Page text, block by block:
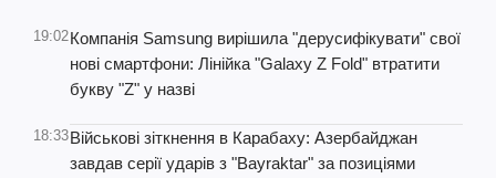
19:02Компанія Samsung вирішила "дерусифікувати" свої
нові смартфони: Лінійка "Galaxy Z Fold" втратити
букву "Z" у назві
18:33Військові зіткнення в Карабаху: Азербайджан
завдав серії ударів з "Bayraktar" за позиціями